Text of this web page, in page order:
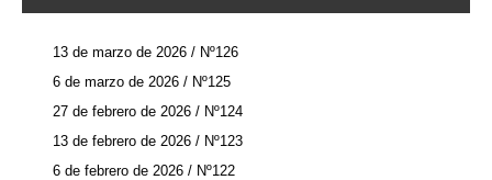
13 de marzo de 2026 / Nº126
6 de marzo de 2026 / Nº125
27 de febrero de 2026 / Nº124
13 de febrero de 2026 / Nº123
6 de febrero de 2026 / Nº122